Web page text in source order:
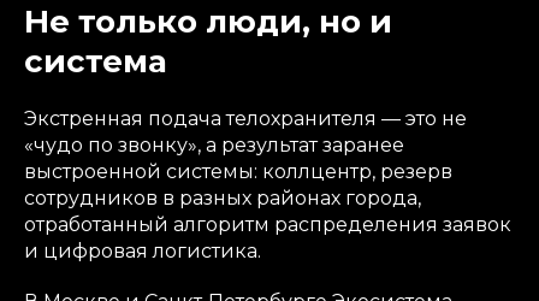
Не только люди, но и
система
Экстренная подача телохранителя — это не
«чудо по звонку», а результат заранее
выстроенной системы: коллцентр, резерв
сотрудников в разных районах города,
отработанный алгоритм распределения заявок
и цифровая логистика.